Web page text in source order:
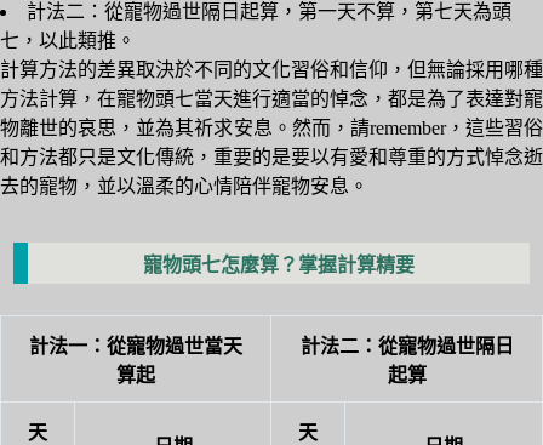
計法二：從寵物過世隔日起算，第一天不算，第七天為頭
七，以此類推。
計算方法的差異取決於不同的文化習俗和信仰，但無論採用哪種
方法計算，在寵物頭七當天進行適當的悼念，都是為了表達對寵
物離世的哀思，並為其祈求安息。然而，請remember，這些習俗
和方法都只是文化傳統，重要的是要以有愛和尊重的方式悼念逝
去的寵物，並以溫柔的心情陪伴寵物安息。
寵物頭七怎麼算？掌握計算精要
計法一：從寵物過世當天
算起
計法二：從寵物過世隔日
起算
天 天